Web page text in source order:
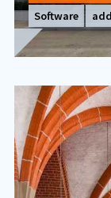
Software